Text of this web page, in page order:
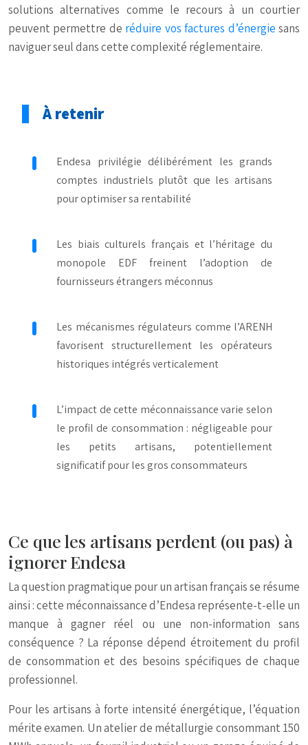
solutions alternatives comme le recours à un courtier
peuvent permettre de réduire vos factures d’énergie sans
naviguer seul dans cette complexité réglementaire.
À retenir
Endesa privilégie délibérément les grands
comptes industriels plutôt que les artisans
pour optimiser sa rentabilité
Les biais culturels français et l’héritage du
monopole EDF freinent l’adoption de
fournisseurs étrangers méconnus
Les mécanismes régulateurs comme l’ARENH
favorisent structurellement les opérateurs
historiques intégrés verticalement
L’impact de cette méconnaissance varie selon
le profil de consommation : négligeable pour
les petits artisans, potentiellement
significatif pour les gros consommateurs
Ce que les artisans perdent (ou pas) à
ignorer Endesa
La question pragmatique pour un artisan français se résume
ainsi : cette méconnaissance d’Endesa représente-t-elle un
manque à gagner réel ou une non-information sans
conséquence ? La réponse dépend étroitement du profil
de consommation et des besoins spécifiques de chaque
professionnel.
Pour les artisans à forte intensité énergétique, l’équation
mérite examen. Un atelier de métallurgie consommant 150